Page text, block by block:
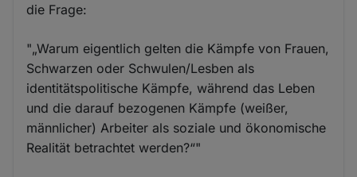
die Frage:
"„Warum eigentlich gelten die Kämpfe von Frauen,
Schwarzen oder Schwulen/Lesben als
identitätspolitische Kämpfe, während das Leben
und die darauf bezogenen Kämpfe (weißer,
männlicher) Arbeiter als soziale und ökonomische
Realität betrachtet werden?“"